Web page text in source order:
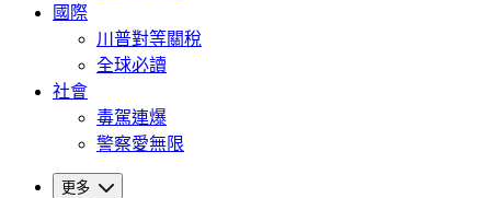
國際
川普對等關稅
全球必讀
社會
毒駕連爆
警察愛無限
更多